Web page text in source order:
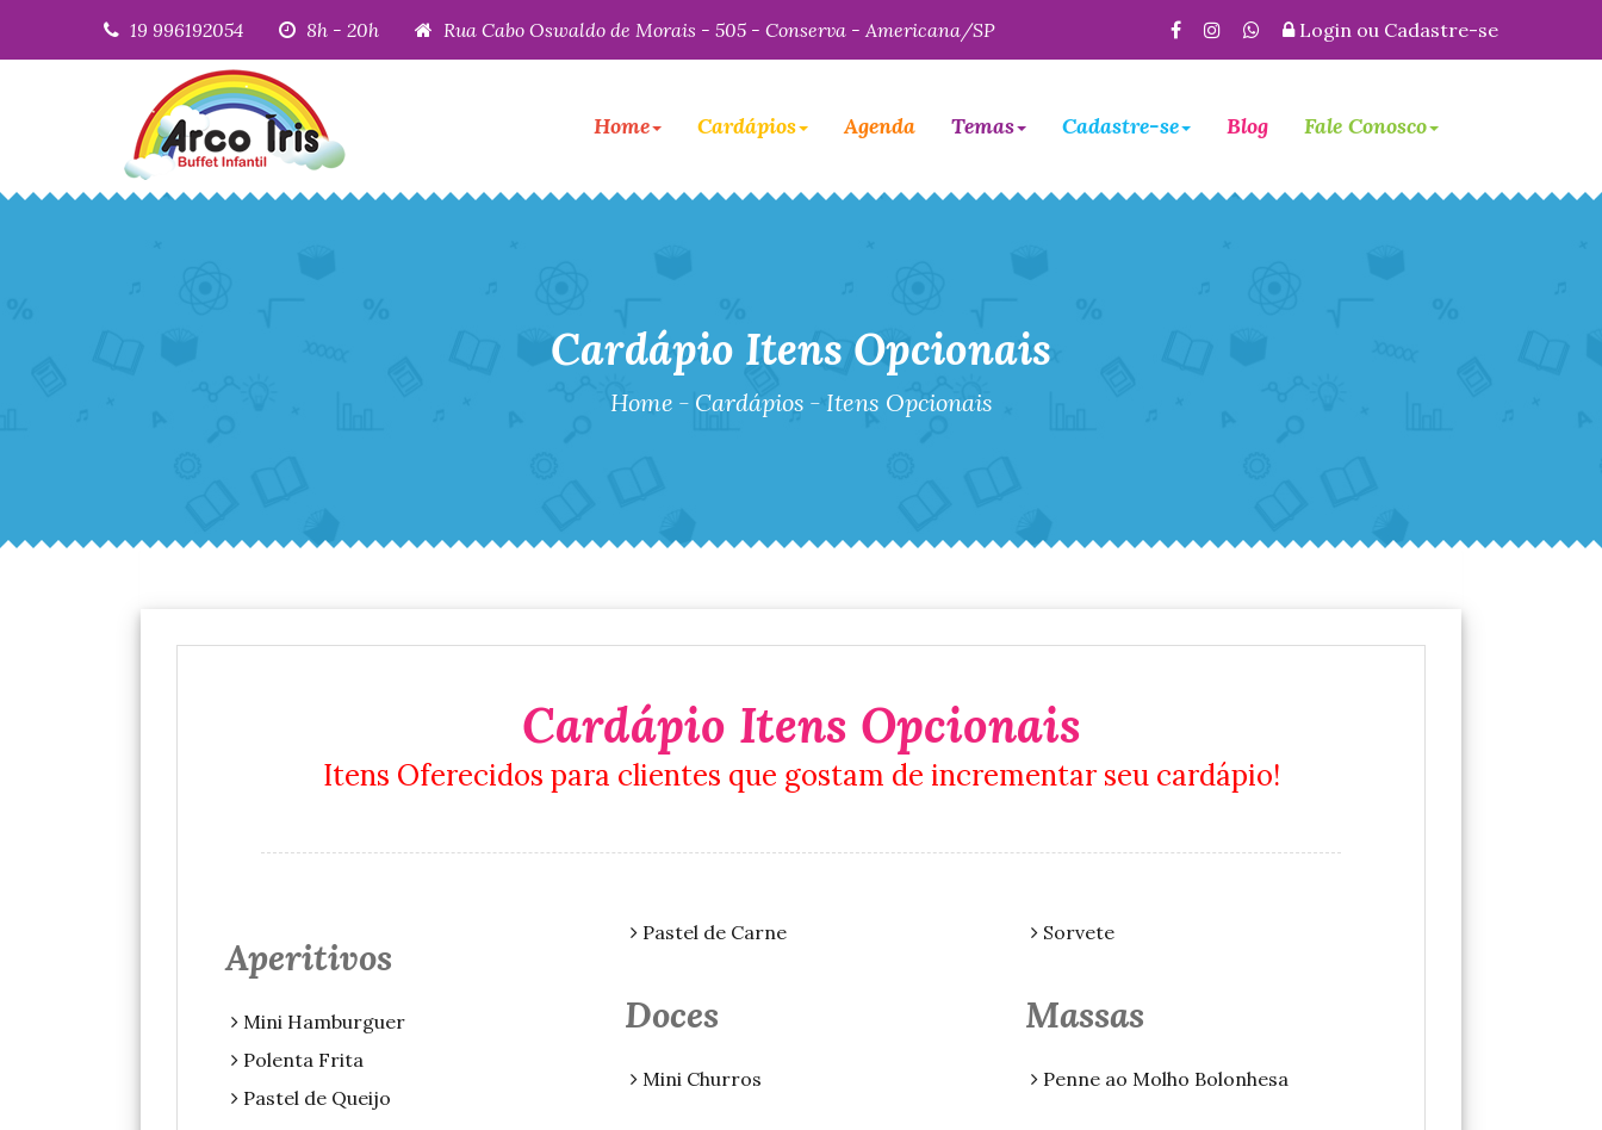
19 996192054 8h - 20h Rua Cabo Oswaldo de Morais - 505 - Conserva - Americana/SP Login ou Cadastre-se
Home Cardápios Agenda Temas Cadastre-se Blog Fale Conosco
Cardápio Itens Opcionais
Home - Cardápios - Itens Opcionais
Cardápio Itens Opcionais
Itens Oferecidos para clientes que gostam de incrementar seu cardápio!
Aperitivos
Mini Hamburguer
Polenta Frita
Pastel de Queijo
Pastel de Carne
Doces
Mini Churros
Sorvete
Massas
Penne ao Molho Bolonhesa